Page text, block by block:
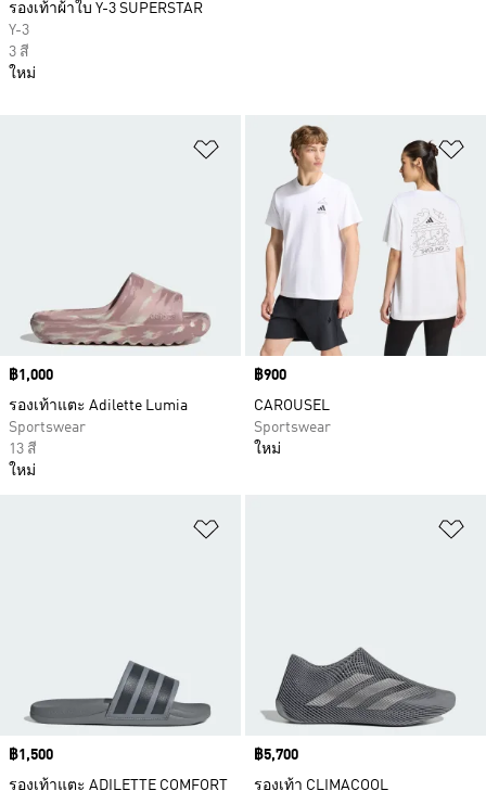
เพิ่มไปยังรายการสินค้าโปรด
Price
฿1,000
รองเท้าแตะ Adilette Lumia
Sportswear
13 สี
ใหม่
Price
฿900
CAROUSEL
Sportswear
ใหม่
Price
฿1,500
รองเท้าแตะ ADILETTE COMFORT
Price
฿5,700
รองเท้า CLIMACOOL
รองเท้าผ้าใบ Y-3 SUPERSTAR
Y-3
3 สี
ใหม่